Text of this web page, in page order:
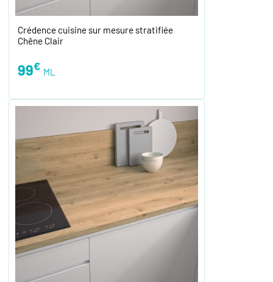
Crédence cuisine sur mesure stratifiée
Chêne Clair
99€ ML